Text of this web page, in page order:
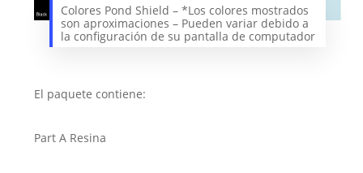
Colores Pond Shield – *Los colores mostrados
son aproximaciones – Pueden variar debido a
la configuración de su pantalla de computador
El paquete contiene:
Part A Resina